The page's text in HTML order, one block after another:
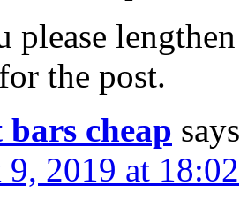
please
the post.
bars cheap
9, 2019 at 18:02